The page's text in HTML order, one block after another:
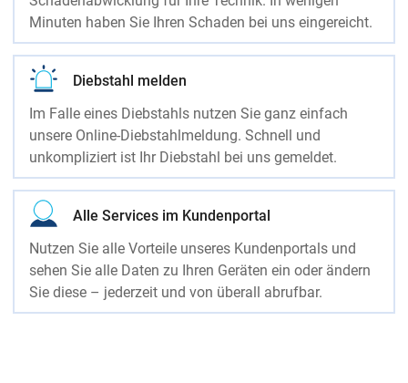
Minuten haben Sie Ihren Schaden bei uns eingereicht.
Diebstahl melden
Im Falle eines Diebstahls nutzen Sie ganz einfach
unsere Online-Diebstahlmeldung. Schnell und
unkompliziert ist Ihr Diebstahl bei uns gemeldet.
Alle Services im Kundenportal
Nutzen Sie alle Vorteile unseres Kundenportals und
sehen Sie alle Daten zu Ihren Geräten ein oder ändern
Sie diese – jederzeit und von überall abrufbar.